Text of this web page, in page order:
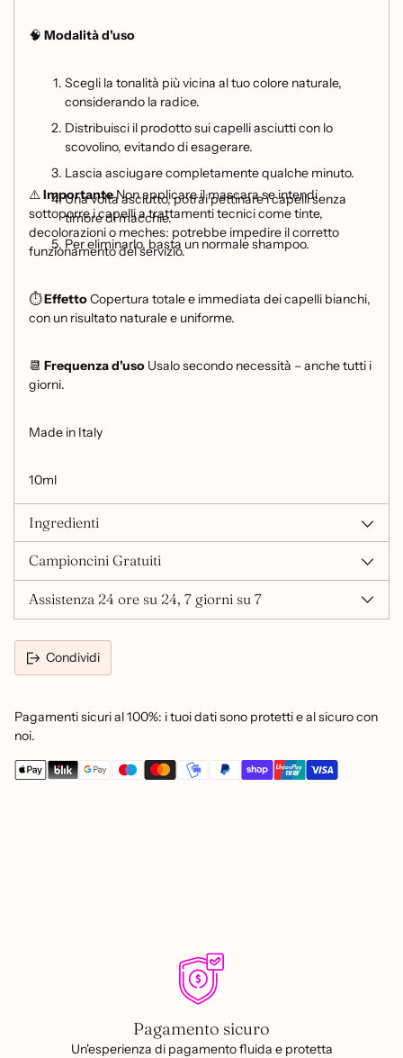
🧠 Modalità d'uso
Scegli la tonalità più vicina al tuo colore naturale,
considerando la radice.
Distribuisci il prodotto sui capelli asciutti con lo
scovolino, evitando di esagerare.
Lascia asciugare completamente qualche minuto.
Una volta asciutto, potrai pettinare i capelli senza
timore di macchie.
Per eliminarlo, basta un normale shampoo.
⚠️ImportanteNon applicare il mascara se intendi
sottoporre i capelli a trattamenti tecnici come tinte,
decolorazioni o meches: potrebbe impedire il corretto
funzionamento del servizio.
⏱️EffettoCopertura totale e immediata dei capelli bianchi,
con un risultato naturale e uniforme.
📆 Frequenza d'uso Usalo secondo necessità – anche tutti i
giorni.
Made in Italy
10ml
Ingredienti
Campioncini Gratuiti
Assistenza 24 ore su 24, 7 giorni su 7
Condividi
Pagamenti sicuri al 100%: i tuoi dati sono protetti e al sicuro con
noi.
Pagamento sicuro
Un'esperienza di pagamento fluida e protetta